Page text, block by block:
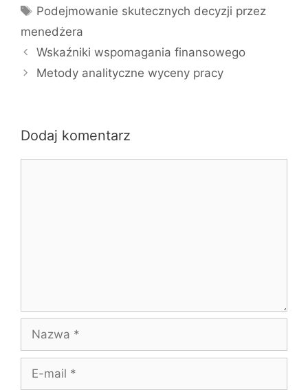
Tagi
Podejmowanie skutecznych decyzji przez
menedżera
Wskaźniki wspomagania finansowego
Metody analityczne wyceny pracy
Dodaj komentarz
mail